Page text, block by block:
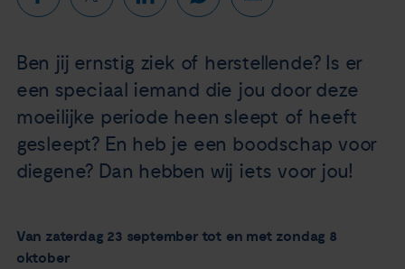
Nieuws
Agenda
Over ons
Zorgverleners
Ben jij ernstig ziek of herstellende? Is er
een speciaal iemand die jou door deze
moeilijke periode heen sleept of heeft
gesleept? En heb je een boodschap voor
diegene? Dan hebben wij iets voor jou!
Van zaterdag 23 september tot en met zondag 8
oktober